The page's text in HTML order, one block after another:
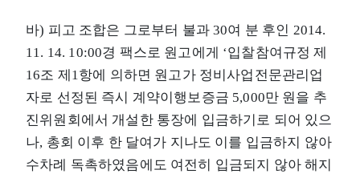
바) 피고 조합은 그로부터 불과 30여 분 후인 2014.
11. 14. 10:00경 팩스로 원고에게 ‘입찰참여규정 제
16조 제1항에 의하면 원고가 정비사업전문관리업
자로 선정된 즉시 계약이행보증금 5,000만 원을 추
진위원회에서 개설한 통장에 입금하기로 되어 있으
나, 총회 이후 한 달여가 지나도 이를 입금하지 않아
수차례 독촉하였음에도 여전히 입금되지 않아 해지